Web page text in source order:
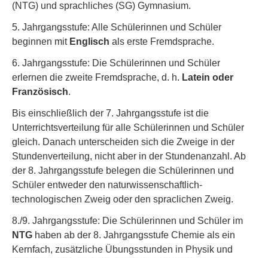
(NTG) und sprachliches (SG) Gymnasium.
5. Jahrgangsstufe: Alle Schülerinnen und Schüler
beginnen mit Englisch als erste Fremdsprache.
6. Jahrgangsstufe: Die Schülerinnen und Schüler
erlernen die zweite Fremdsprache, d. h. Latein oder
Französisch.
Bis einschließlich der 7. Jahrgangsstufe ist die
Unterrichtsverteilung für alle Schülerinnen und Schüler
gleich. Danach unterscheiden sich die Zweige in der
Stundenverteilung, nicht aber in der Stundenanzahl. Ab
der 8. Jahrgangsstufe belegen die Schülerinnen und
Schüler entweder den naturwissenschaftlich-
technologischen Zweig oder den spraclichen Zweig.
8./9. Jahrgangsstufe: Die Schülerinnen und Schüler im
NTG haben ab der 8. Jahrgangsstufe Chemie als ein
Kernfach, zusätzliche Übungsstunden in Physik und